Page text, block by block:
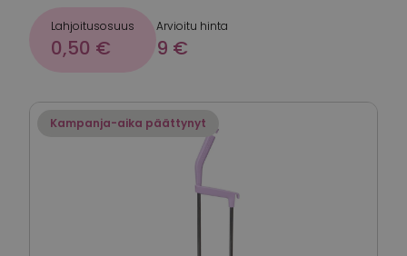
Lahjoitusosuus
0,50 €
Arvioitu hinta
9 €
Kampanja-aika päättynyt